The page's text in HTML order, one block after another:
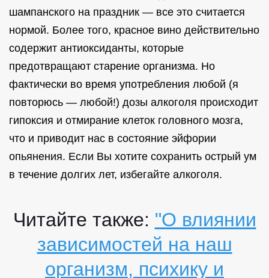
шампанского на праздник — все это считается
нормой. Более того, красное вино действительно
содержит антиоксиданты, которые
предотвращают старение организма. Но
фактически во время употребления любой (я
повторюсь — любой!) дозы алкоголя происходит
гипоксия и отмирание клеток головного мозга,
что и приводит нас в состояние эйфории
опьянения. Если Вы хотите сохранить острый ум
в течение долгих лет, избегайте алкоголя.
Читайте также: "О влиянии
зависимостей на наш
организм, психику и